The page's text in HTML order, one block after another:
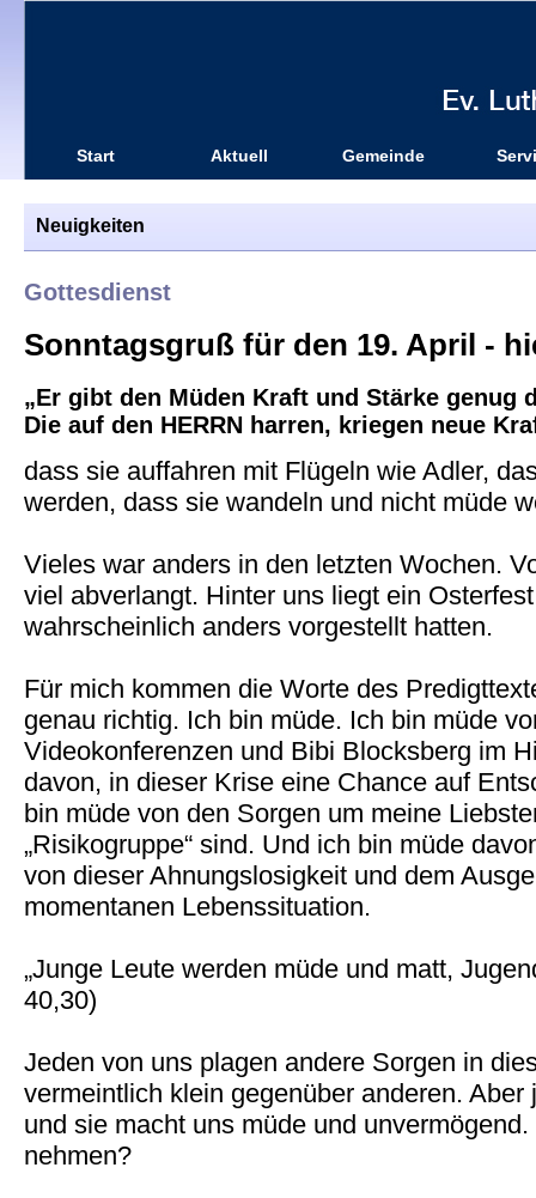
Start Aktuell Gemeinde
Neuigkeiten
Gottesdienst
Sonntagsgruß für den 19. April -
„Er gibt den Müden Kraft und Stärke genug
Die auf den HERRN harren, kriegen neue
dass sie auffahren mit Flügeln wie Adler,
werden, dass sie wandeln und nicht müde
Vieles war anders in den letzten Wochen.
viel abverlangt. Hinter uns liegt ein
wahrscheinlich anders vorgestellt hatten.
Für mich kommen die Worte des
genau richtig. Ich bin müde. Ich bin müde
Videokonferenzen und Bibi Blocksberg im
davon, in dieser Krise eine Chance auf
bin müde von den Sorgen um meine
„Risikogruppe“ sind. Und ich bin müde
von dieser Ahnungslosigkeit und dem
momentanen Lebenssituation.
„Junge Leute werden müde und matt,
40,30)
Jeden von uns plagen andere Sorgen in
vermeintlich klein gegenüber anderen.
und sie macht uns müde und
nehmen?